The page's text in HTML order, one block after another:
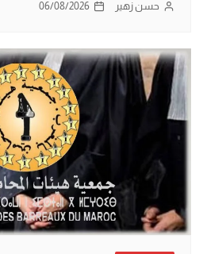
حسن زهير 06/08/2026